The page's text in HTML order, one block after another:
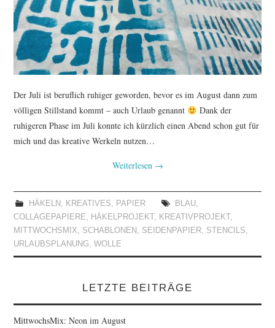
TUTORIALS
WORKSHOPS
PAPIERLIEBE AM
IMPRESSUM
Der Juli ist beruflich ruhiger geworden, bevor es im August dann zum
völligen Stillstand kommt – auch Urlaub genannt
Dank der
ruhigeren Phase im Juli konnte ich kürzlich einen Abend schon gut für
mich und das kreative Werkeln nutzen…
Weiterlesen →
HÄKELN , KREATIVES, PAPIER BLAU,
COLLAGEPAPIERE, HÄKELPROJEKT , KREATIVPROJEKT ,
MITTWOCHSMIX, SCHABLONEN , SEIDENPAPIER, STENCILS,
URLAUBSPLANUNG,WOLLE
LETZTE BEITRÄGE
MittwochsMix: Neon im August